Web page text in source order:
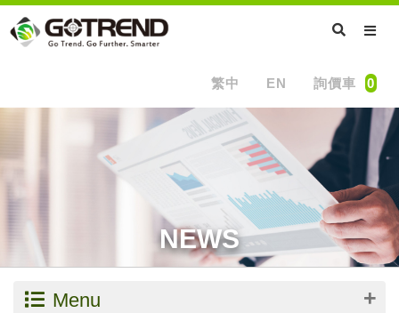
繁中 EN 詢價車 0
NEWS
Menu